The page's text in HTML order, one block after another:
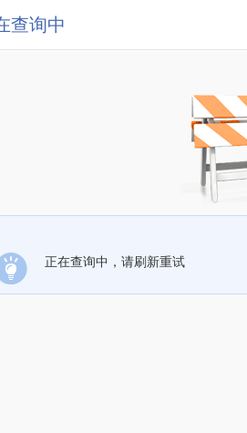
查询中
正在查询中，请刷新重试